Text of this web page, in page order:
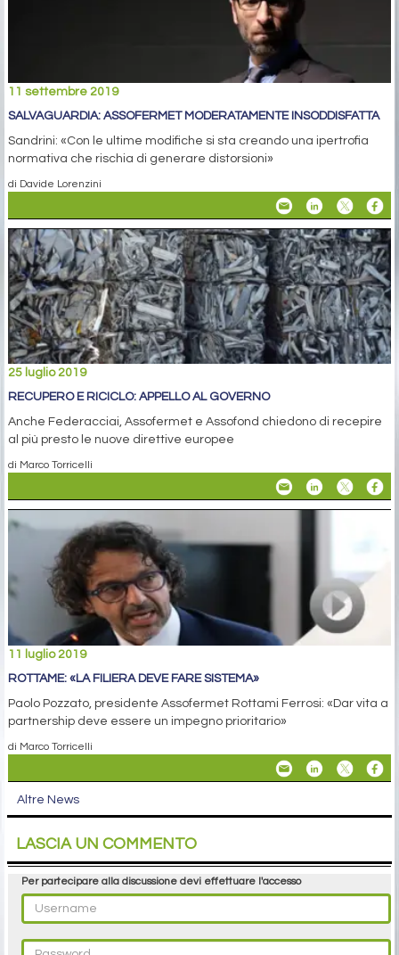
11 settembre 2019
SALVAGUARDIA: ASSOFERMET MODERATAMENTE INSODDISFATTA
Sandrini: «Con le ultime modifiche si sta creando una ipertrofia
normativa che rischia di generare distorsioni»
di Davide Lorenzini
25 luglio 2019
RECUPERO E RICICLO: APPELLO AL GOVERNO
Anche Federacciai, Assofermet e Assofond chiedono di recepire
al più presto le nuove direttive europee
di Marco Torricelli
11 luglio 2019
ROTTAME: «LA FILIERA DEVE FARE SISTEMA»
Paolo Pozzato, presidente Assofermet Rottami Ferrosi: «Dar vita a
partnership deve essere un impegno prioritario»
di Marco Torricelli
Altre News
LASCIA UN COMMENTO
Per partecipare alla discussione devi effettuare l'accesso